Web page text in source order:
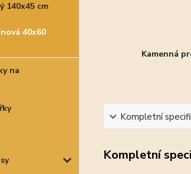
140x45 cm
40x60
na
Kamenná
Kompletní
Kompletní